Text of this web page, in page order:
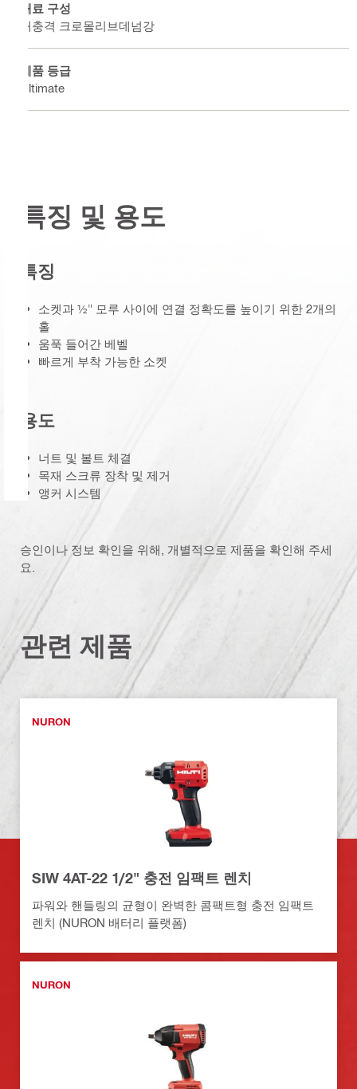
재료 구성
내충격 크로몰리브데넘강
제품 등급
Ultimate
특징 및 용도
특징
소켓과 ½" 모루 사이에 연결 정확도를 높이기 위한 2개의
홀
움푹 들어간 베벨
빠르게 부착 가능한 소켓
용도
너트 및 볼트 체결
목재 스크류 장착 및 제거
앵커 시스템
승인이나 정보 확인을 위해, 개별적으로 제품을 확인해 주세
요.
관련 제품
NURON
SIW 4AT-22 1/2" 충전 임팩트 렌치
파워와 핸들링의 균형이 완벽한 콤팩트형 충전 임팩트
렌치 (NURON 배터리 플랫폼)
NURON